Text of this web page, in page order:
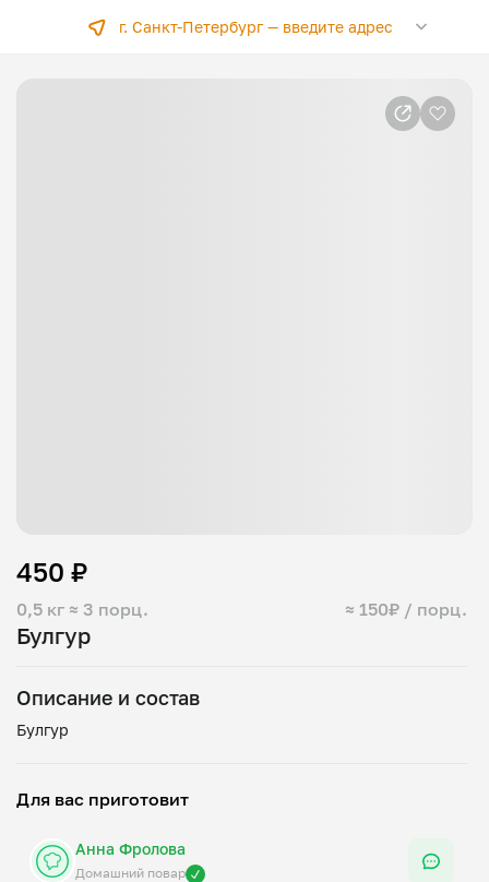
г. Санкт-Петербург —введите адрес
Булгур
0,5 кг ≈ 3 порц. ≈ 150₽ / порц.
450 ₽
Описание и состав
Для вас приготовит
Анна Фролова
Домашний повар